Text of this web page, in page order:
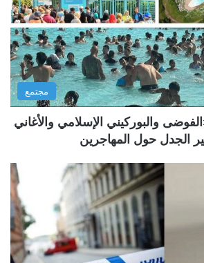
مجتمع
والبوركيني الإسلامي والأغاني
الجدل حول المهاجرين